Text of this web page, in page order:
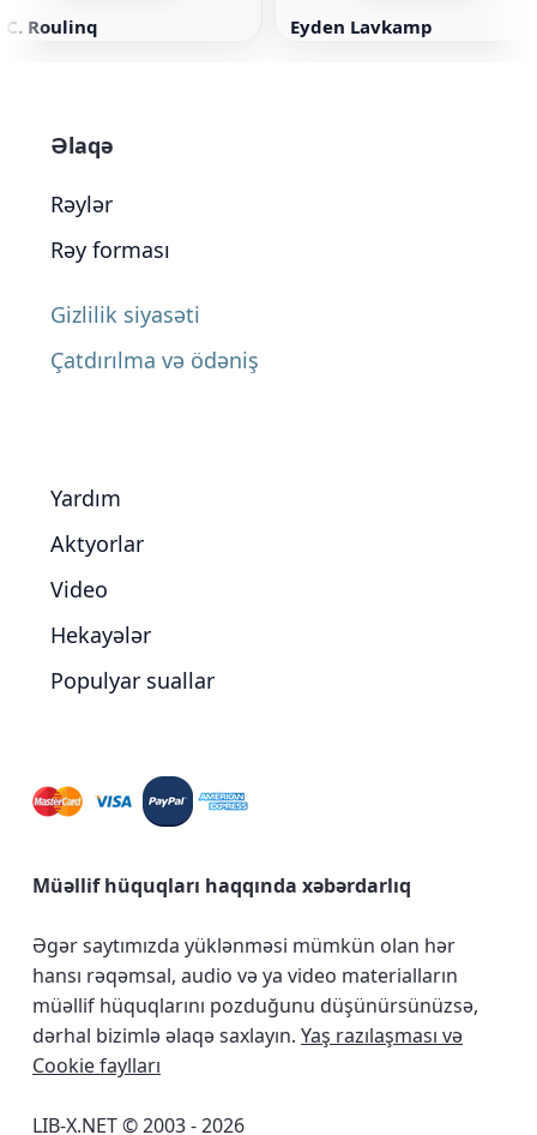
Roulinq Eyden Lavkamp
Əlaqə
Rəylər
Rəy forması
Gizlilik siyasəti
Çatdırılma və ödəniş
Yardım
Aktyorlar
Video
Hekayələr
Populyar suallar
Müəllif hüquqları haqqında xəbərdarlıq
Əgər saytımızda yüklənməsi mümkün olan hər
hansı rəqəmsal, audio və ya video materialların
müəllif hüquqlarını pozduğunu düşünürsünüzsə,
dərhal bizimlə əlaqə saxlayın. Yaş razılaşması və
Cookie faylları
LIB-X.NET © 2003 - 2026